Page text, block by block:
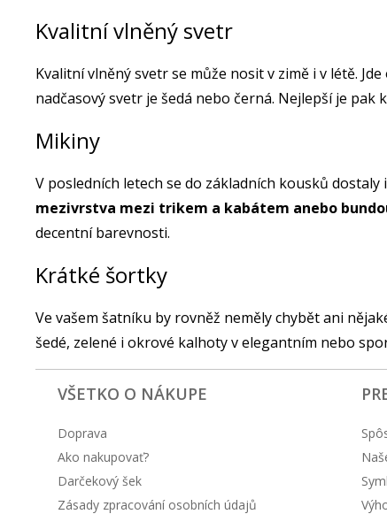
Kvalitní vlněný svetr
Kvalitní vlněný svetr se může nosit v zimě i v létě.
nadčasový svetr je šedá nebo černá. Nejlepší je pak
Mikiny
V posledních letech se do základních kousků dostaly i
mezivrstva mezi trikem a kabátem anebo
decentní barevnosti.
Krátké šortky
Ve vašem šatníku by rovněž neměly chybět ani
šedé, zelené i okrové kalhoty v elegantním nebo
VŠETKO O NÁKUPE
Doprava
Ako nakupovať?
Darčekový šek
Zásady zpracování osobních údajů